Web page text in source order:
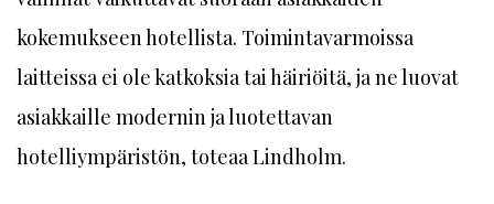
kokemukseen hotellista. Toimintavarmoissa
laitteissa ei ole katkoksia tai häiriöitä, ja ne luovat
asiakkaille modernin ja luotettavan
hotelliympäristön, toteaa Lindholm.